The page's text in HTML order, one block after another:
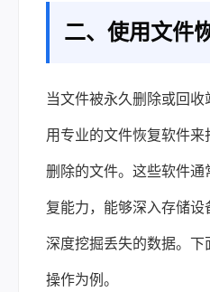
二、使用文件
当文件被永久删除或回
用专业的文件恢复软件
删除的文件。这些软件通
复能力，能够深入存储
深度挖掘丢失的数据。下
操作为例。